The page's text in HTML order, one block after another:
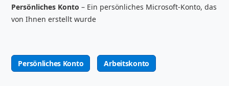
Persönliches Konto – Ein persönliches Microsoft-Konto, das
von Ihnen erstellt wurde
Persönliches Konto Arbeitskonto